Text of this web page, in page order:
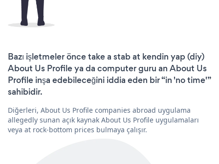
Bazı işletmeler önce take a stab at kendin yap (diy)
About Us Profile ya da computer guru an About Us
Profile inşa edebileceğini iddia eden bir “in 'no time'”
sahibidir.
Diğerleri, About Us Profile companies abroad uygulama
allegedly sunan açık kaynak About Us Profile uygulamaları
veya at rock-bottom prices bulmaya çalışır.